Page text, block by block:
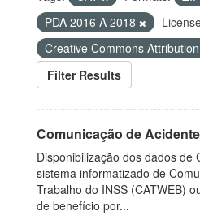
PDA 2016 A 2018
Creative Commons Attribution
Filter Results
Comunicação de
Disponibilização dos dados de
sistema informatizado de
Trabalho do INSS (CATWEB)
de benefício por...